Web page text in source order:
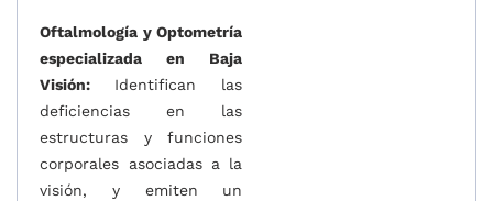
Oftalmología y Optometría
especializada en Baja
Visión: Identifican las
deficiencias en las
estructuras y funciones
corporales asociadas a la
visión, y emiten un